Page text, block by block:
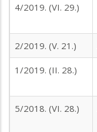
4/2019. (VI. 29.)
2/2019. (V. 21.)
1/2019. (II. 28.)
5/2018. (VI. 28.)